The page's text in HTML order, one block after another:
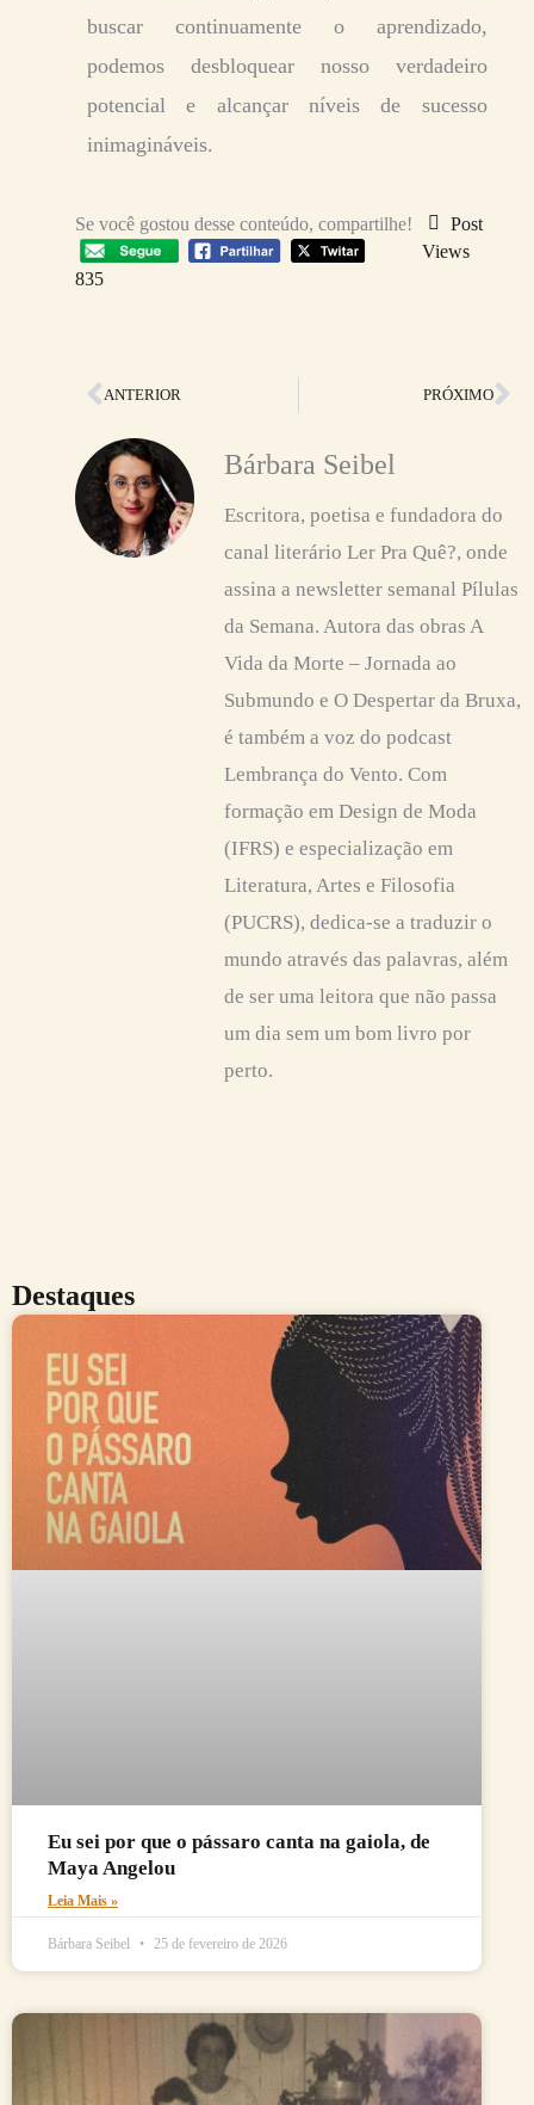
buscar continuamente o aprendizado,
podemos desbloquear nosso verdadeiro
potencial e alcançar níveis de sucesso
inimagináveis.
Se você gostou desse conteúdo, compartilhe!
Post
Views
835
Anterior
ANTERIOR PRÓXIMO
Bárbara Seibel
Escritora, poetisa e fundadora do
canal literário Ler Pra Quê?, onde
assina a newsletter semanal Pílulas
da Semana. Autora das obras A
Vida da Morte – Jornada ao
Submundo e O Despertar da Bruxa,
é também a voz do podcast
Lembrança do Vento. Com
formação em Design de Moda
(IFRS) e especialização em
Literatura, Artes e Filosofia
(PUCRS), dedica-se a traduzir o
mundo através das palavras, além
de ser uma leitora que não passa
um dia sem um bom livro por
perto.
Destaques
Eu sei por que o pássaro canta na gaiola, de
Maya Angelou
Leia Mais »
Bárbara Seibel 25 de fevereiro de 2026